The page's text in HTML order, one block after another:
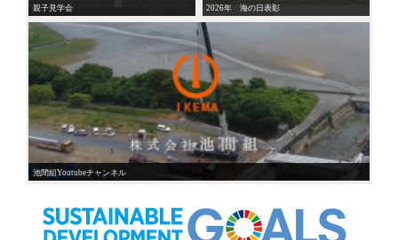
親子見学会 2026年 海の日表彰
池間組Youtubeチャンネル